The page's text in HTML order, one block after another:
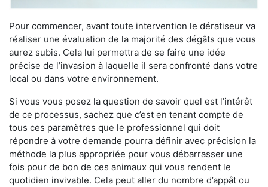
Pour commencer, avant toute intervention le dératiseur va
réaliser une évaluation de la majorité des dégâts que vous
aurez subis. Cela lui permettra de se faire une idée
précise de l’invasion à laquelle il sera confronté dans votre
local ou dans votre environnement.
Si vous vous posez la question de savoir quel est l’intérêt
de ce processus, sachez que c’est en tenant compte de
tous ces paramètres que le professionnel qui doit
répondre à votre demande pourra définir avec précision la
méthode la plus appropriée pour vous débarrasser une
fois pour de bon de ces animaux qui vous rendent le
quotidien invivable. Cela peut aller du nombre d’appât ou